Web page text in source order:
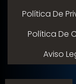
Política De
Política De
Aviso